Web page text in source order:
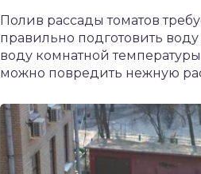
Полив рассады томатов
правильно подготовить
воду комнатной
можно повредить нежную